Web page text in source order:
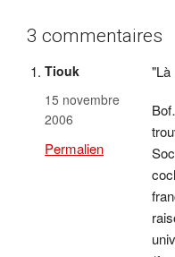
3 commentaires
Tiouk
15 novembre
2006
Permalien